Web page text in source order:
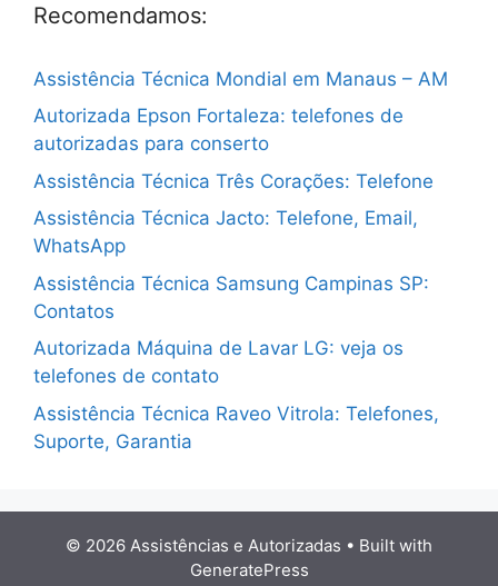
Recomendamos:
Assistência Técnica Mondial em Manaus – AM
Autorizada Epson Fortaleza: telefones de
autorizadas para conserto
Assistência Técnica Três Corações: Telefone
Assistência Técnica Jacto: Telefone, Email,
WhatsApp
Assistência Técnica Samsung Campinas SP:
Contatos
Autorizada Máquina de Lavar LG: veja os
telefones de contato
Assistência Técnica Raveo Vitrola: Telefones,
Suporte, Garantia
© 2026 Assistências e Autorizadas • Built with
GeneratePress